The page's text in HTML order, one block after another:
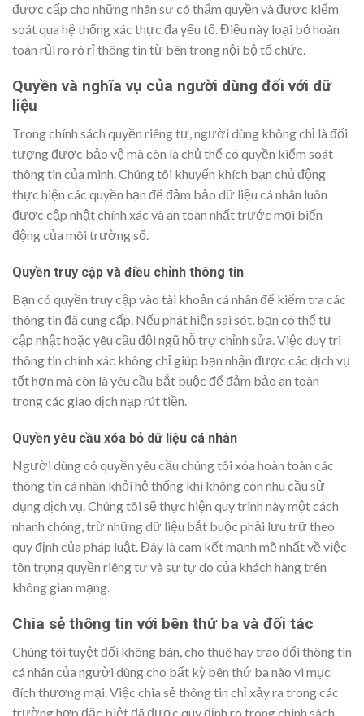
được cấp cho những nhân sự có thẩm quyền và được kiểm
soát qua hệ thống xác thực đa yếu tố. Điều này loại bỏ hoàn
toàn rủi ro rò rỉ thông tin từ bên trong nội bộ tổ chức.
Quyền và nghĩa vụ của người dùng đối với dữ
liệu
Trong chính sách quyền riêng tư, người dùng không chỉ là đối
tượng được bảo vệ mà còn là chủ thể có quyền kiểm soát
thông tin của mình. Chúng tôi khuyến khích bạn chủ động
thực hiện các quyền hạn để đảm bảo dữ liệu cá nhân luôn
được cập nhật chính xác và an toàn nhất trước mọi biến
động của môi trường số.
Quyền truy cập và điều chỉnh thông tin
Bạn có quyền truy cập vào tài khoản cá nhân để kiểm tra các
thông tin đã cung cấp. Nếu phát hiện sai sót, bạn có thể tự
cập nhật hoặc yêu cầu đội ngũ hỗ trợ chỉnh sửa. Việc duy trì
thông tin chính xác không chỉ giúp bạn nhận được các dịch vụ
tốt hơn mà còn là yêu cầu bắt buộc để đảm bảo an toàn
trong các giao dịch nạp rút tiền.
Quyền yêu cầu xóa bỏ dữ liệu cá nhân
Người dùng có quyền yêu cầu chúng tôi xóa hoàn toàn các
thông tin cá nhân khỏi hệ thống khi không còn nhu cầu sử
dụng dịch vụ. Chúng tôi sẽ thực hiện quy trình này một cách
nhanh chóng, trừ những dữ liệu bắt buộc phải lưu trữ theo
quy định của pháp luật. Đây là cam kết mạnh mẽ nhất về việc
tôn trọng quyền riêng tư và sự tự do của khách hàng trên
không gian mạng.
Chia sẻ thông tin với bên thứ ba và đối tác
Chúng tôi tuyệt đối không bán, cho thuê hay trao đổi thông tin
cá nhân của người dùng cho bất kỳ bên thứ ba nào vì mục
đích thương mại. Việc chia sẻ thông tin chỉ xảy ra trong các
trường hợp đặc biệt đã được quy định rõ trong chính sách